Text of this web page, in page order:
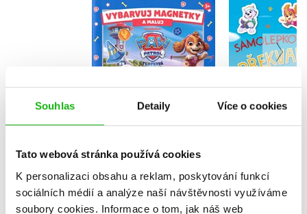
Souhlas Detaily Více o cookies
Tato webová stránka používá cookies
K personalizaci obsahu a reklam, poskytování funkcí
sociálních médií a analýze naší návštěvnosti využíváme
soubory cookies. Informace o tom, jak náš web
Tlapková patrola -
Vybarvuj magnetky
Kolektiv
183 Kč
Tlapková
199 Kč